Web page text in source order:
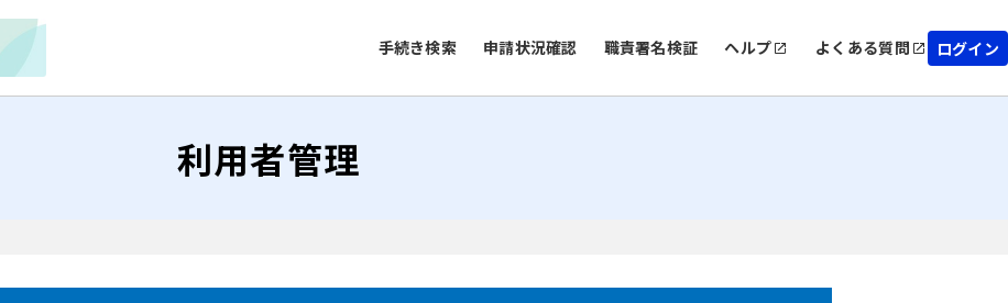
手続き検索 申請状況確認 職責署名検証 ヘルプ よくある質問 ログイン
利用者管理